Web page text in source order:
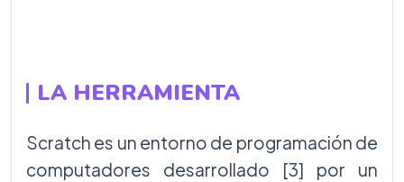
LA HERRAMIENTA
Scratch es un entorno de programación de
computadores desarrollado [3] por un